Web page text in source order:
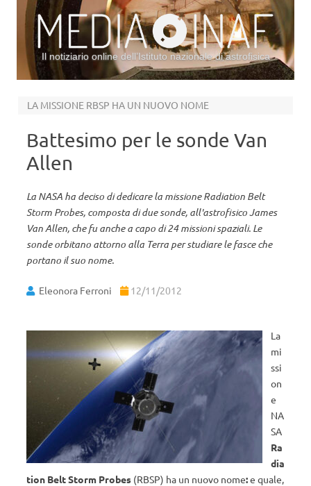
Il notiziario online dell’Istituto nazionale di astrofisica
LA MISSIONE RBSP HA UN NUOVO NOME
Battesimo per le sonde Van
Allen
La NASA ha deciso di dedicare la missione Radiation Belt
Storm Probes, composta di due sonde, all'astrofisico James
Van Allen, che fu anche a capo di 24 missioni spaziali. Le
sonde orbitano attorno alla Terra per studiare le fasce che
portano il suo nome.
Eleonora Ferroni 12/11/2012
La
mi
ssi
on
e
NA
SA
Ra
dia
tion Belt Storm Probes (RBSP) ha un nuovo nome:e quale,